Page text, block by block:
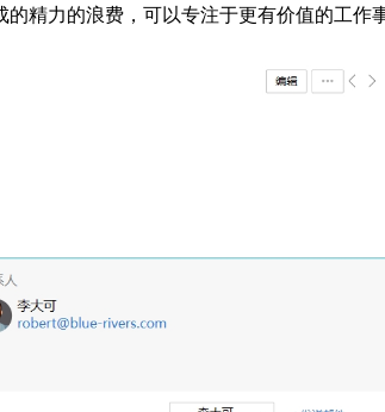
精力的浪费，可以专注于更有价值的工作